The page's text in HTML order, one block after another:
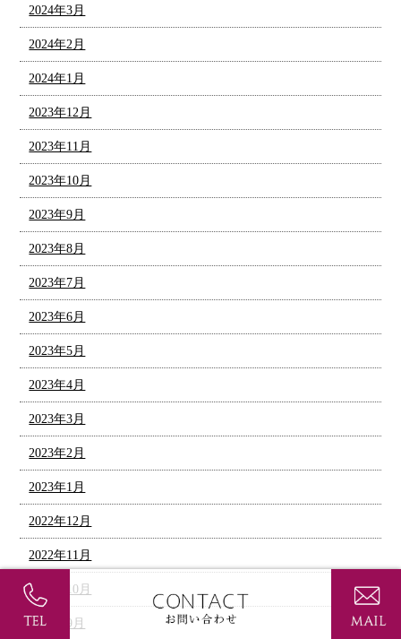
2024年3月
2024年2月
2024年1月
2023年12月
2023年11月
2023年10月
2023年9月
2023年8月
2023年7月
2023年6月
2023年5月
2023年4月
2023年3月
2023年2月
2023年1月
2022年12月
2022年11月
2022年10月
2022年9月